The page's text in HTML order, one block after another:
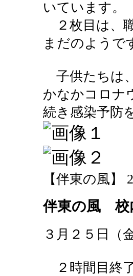
いています。
２枚目は、
まだのようで
子供たちは
かなかコロナ
続き感染予防
【伴東の風】
伴東の風 校
３月２５日（金
２時間目終